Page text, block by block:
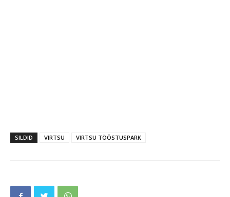
SILDID VIRTSU VIRTSU TÖÖSTUSPARK